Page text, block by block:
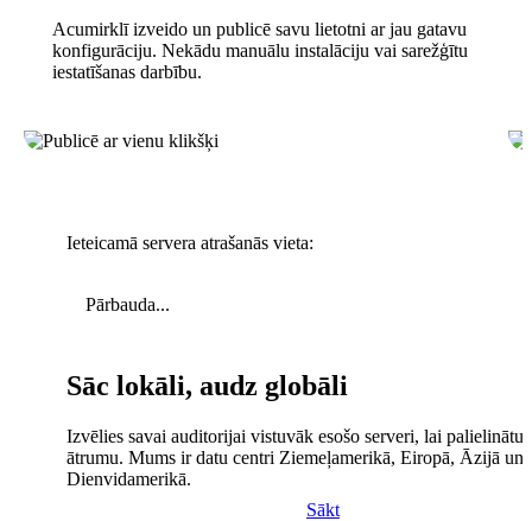
Acumirklī izveido un publicē savu lietotni ar jau gatavu
konfigurāciju. Nekādu manuālu instalāciju vai sarežģītu
iestatīšanas darbību.
Ieteicamā servera atrašanās vieta:
Pārbauda...
Sāc lokāli, audz globāli
Izvēlies savai auditorijai vistuvāk esošo serveri, lai palielinātu
ātrumu. Mums ir datu centri Ziemeļamerikā, Eiropā, Āzijā un
Dienvidamerikā.
Sākt